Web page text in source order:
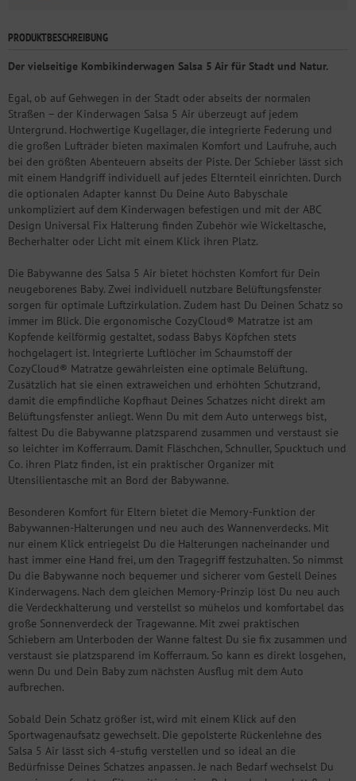
PRODUKTBESCHREIBUNG
Der vielseitige Kombikinderwagen Salsa 5 Air für Stadt und Natur.
Egal, ob auf Gehwegen in der Stadt oder abseits der normalen
Straßen – der Kinderwagen Salsa 5 Air überzeugt auf jedem
Untergrund. Hochwertige Kugellager, die integrierte Federung und
die großen Lufträder bieten maximalen Komfort und Laufruhe, auch
bei den größten Abenteuern abseits der Piste. Der Schieber lässt sich
mit einem Handgriff individuell auf jedes Elternteil einrichten. Durch
die optionalen Adapter kannst Du Deine Auto Babyschale
unkompliziert auf dem Kinderwagen befestigen und mit der ABC
Design Universal Fix Halterung finden Zubehör wie Wickeltasche,
Becherhalter oder Licht mit einem Klick ihren Platz.
Die Babywanne des Salsa 5 Air bietet höchsten Komfort für Dein
neugeborenes Baby. Zwei individuell nutzbare Belüftungsfenster
sorgen für optimale Luftzirkulation. Zudem hast Du Deinen Schatz so
immer im Blick. Die ergonomische CozyCloud® Matratze ist am
Kopfende keilförmig gestaltet, sodass Babys Köpfchen stets
hochgelagert ist. Integrierte Luftlöcher im Schaumstoff der
CozyCloud® Matratze gewährleisten eine optimale Belüftung.
Zusätzlich hat sie einen extraweichen und erhöhten Schutzrand,
damit die empfindliche Kopfhaut Deines Schatzes nicht direkt am
Belüftungsfenster anliegt. Wenn Du mit dem Auto unterwegs bist,
faltest Du die Babywanne platzsparend zusammen und verstaust sie
so leichter im Kofferraum. Damit Fläschchen, Schnuller, Spucktuch und
Co. ihren Platz finden, ist ein praktischer Organizer mit
Utensilientasche mit an Bord der Babywanne.
Besonderen Komfort für Eltern bietet die Memory-Funktion der
Babywannen-Halterungen und neu auch des Wannenverdecks. Mit
nur einem Klick entriegelst Du die Halterungen nacheinander und
hast immer eine Hand frei, um den Tragegriff festzuhalten. So nimmst
Du die Babywanne noch bequemer und sicherer vom Gestell Deines
Kinderwagens. Nach dem gleichen Memory-Prinzip löst Du neu auch
die Verdeckhalterung und verstellst so mühelos und komfortabel das
große Sonnenverdeck der Tragewanne. Mit zwei praktischen
Schiebern am Unterboden der Wanne faltest Du sie fix zusammen und
verstaust sie platzsparend im Kofferraum. So kann es direkt losgehen,
wenn Du und Dein Baby zum nächsten Ausflug mit dem Auto
aufbrechen.
Sobald Dein Schatz größer ist, wird mit einem Klick auf den
Sportwagenaufsatz gewechselt. Die gepolsterte Rückenlehne des
Salsa 5 Air lässt sich 4-stufig verstellen und so ideal an die
Bedürfnisse Deines Schatzes anpassen. Je nach Bedarf wechselst Du